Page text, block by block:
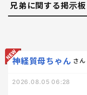
兄弟に関する掲示板
神経質母ちゃん さん
2026.08.05 06:28